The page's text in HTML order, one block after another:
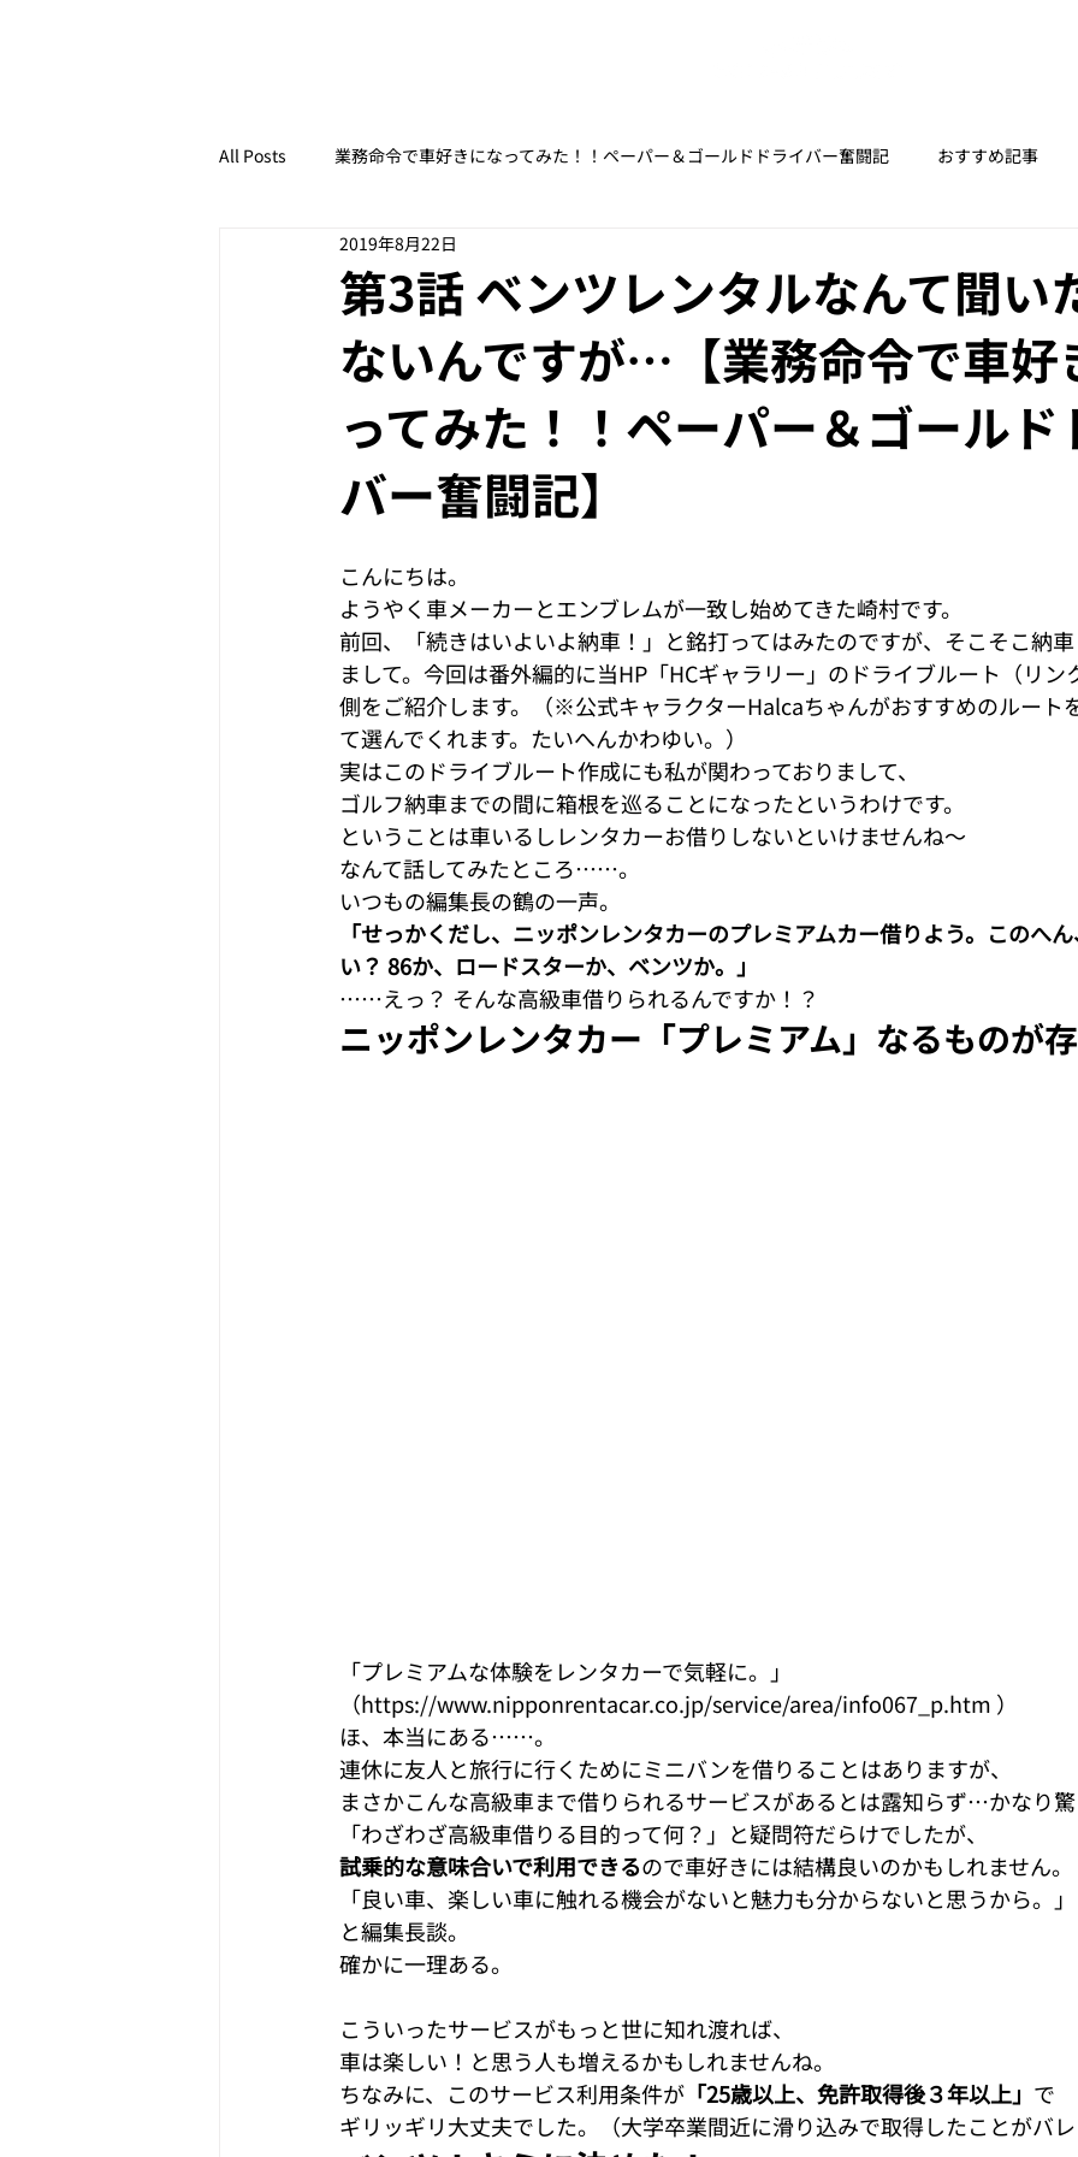
All Posts 業務命令で車好きになってみた！！ペーパー＆ゴールドドライバー奮闘記 おすすめ記事
レース初心者でもなんとなくわかるようにレースを解説してみる
【ドライブ豆知識】いざというとき知っておいて後悔しないネタまとめ
ペーパーAT限定女子が、マニュアル車でサーキットを走るまで。の記録。 【業務命令で車好きにな
第3話 ベンツレンタルなんて聞い
ないんですが…【業務命令で車好
ってみた！！ペーパー＆ゴールド
バー奮闘記】
2019年8月22日
こんにちは。
ようやく車メーカーとエンブレムが一致し始めてきた崎村です。
前回、「続きはいよいよ納車！」と銘打ってはみたのですが、そこそこ納
まして。今回は番外編的に当HP「HCギャラリー」のドライブルート（リン
側をご紹介します。（※公式キャラクターHalcaちゃんがおすすめのルート
て選んでくれます。たいへんかわゆい。）
実はこのドライブルート作成にも私が関わっておりまして、
ゴルフ納車までの間に箱根を巡ることになったというわけです。
ということは車いるしレンタカーお借りしないといけませんね～
なんて話してみたところ……。
いつもの編集長の鶴の一声。
「せっかくだし、ニッポンレンタカーのプレミアムカー借りよう。このへ
い？ 86か、ロードスターか、ベンツか。」
……えっ？ そんな高級車借りられるんですか！？
ニッポンレンタカー「プレミアム」なるものが
「プレミアムな体験をレンタカーで気軽に。」
（https://www.nipponrentacar.co.jp/service/area/info067_p.htm ）
ほ、本当にある……。
連休に友人と旅行に行くためにミニバンを借りることはありますが、
まさかこんな高級車まで借りられるサービスがあるとは露知らず…かなり
試乗的な意味合いで利用できるので車好きには結構良いのかもしれません。
「良い車、楽しい車に触れる機会がないと魅力も分からないと思うから。」
と編集長談。
こういったサービスがもっと世に知れ渡れば、
車は楽しい！と思う人も増えるかもしれませんね。
ちなみに、このサービス利用条件が 「25歳以上、免許取得後３年以上」 で
ギリッギリ大丈夫でした。（大学卒業間近に滑り込みで取得したことが